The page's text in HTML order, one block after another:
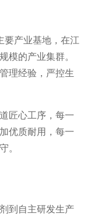
要产业基地，在江
模的产业集群。
理经验，严控生
匠心工序，每一
优质耐用，每一
。
到自主研发生产